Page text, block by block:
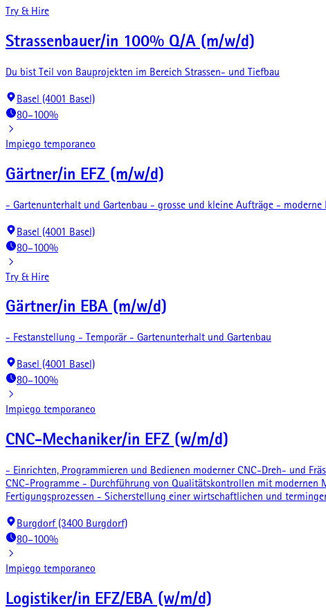
Try & Hire
Strassenbauer/in 100% Q/A (m/w/d)
Du bist Teil von Bauprojekten im Bereich Strassen- und Tiefbau
Basel (4001 Basel)
80–100%
Impiego temporaneo
Gärtner/in EFZ (m/w/d)
- Gartenunterhalt und Gartenbau - grosse und kleine Aufträge - moderne
Basel (4001 Basel)
80–100%
Try & Hire
Gärtner/in EBA (m/w/d)
- Festanstellung - Temporär - Gartenunterhalt und Gartenbau
Basel (4001 Basel)
80–100%
Impiego temporaneo
CNC-Mechaniker/in EFZ (w/m/d)
- Einrichten, Programmieren und Bedienen moderner CNC-Dreh- und
CNC-Programme - Durchführung von Qualitätskontrollen mit
Fertigungsprozessen - Sicherstellung einer wirtschaftlichen und
Burgdorf (3400 Burgdorf)
80–100%
Impiego temporaneo
Logistiker/in EFZ/EBA (w/m/d)